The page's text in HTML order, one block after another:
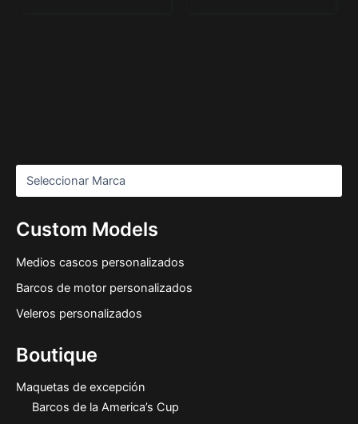
Custom Models
Medios cascos personalizados
Barcos de motor personalizados
Veleros personalizados
Boutique
Maquetas de excepción
Barcos de la America’s Cup